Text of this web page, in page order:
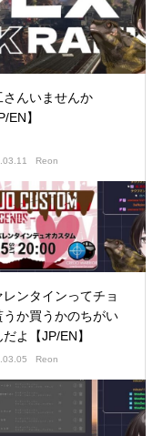
さんいませんか
EN】
Reon
レンタインってチョ
うか買うかのちがい
よ【JP/EN】
Reon